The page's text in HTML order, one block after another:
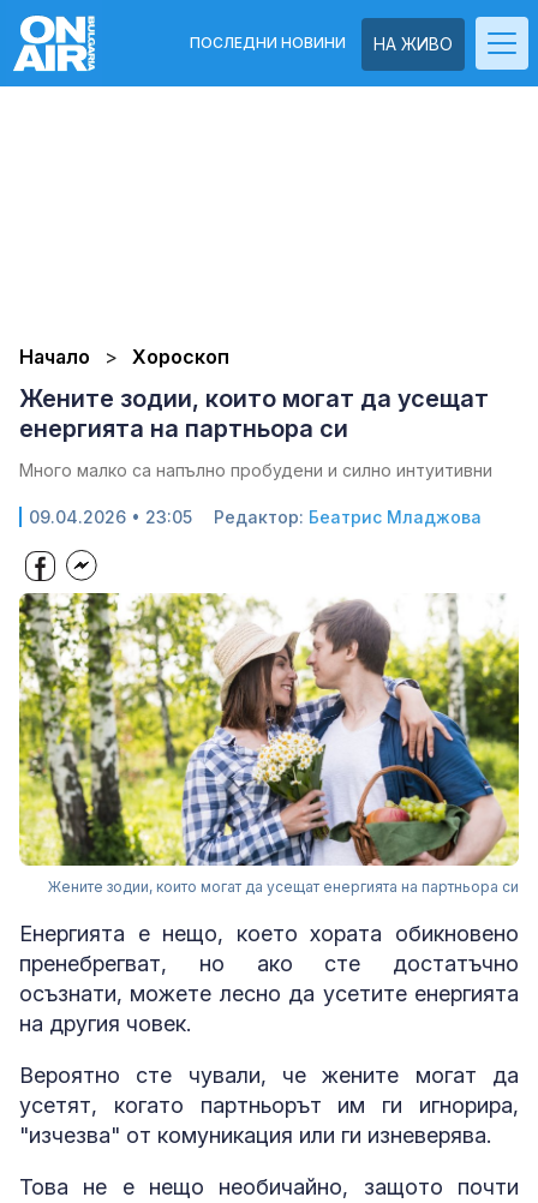
НА ЖИВО
ПОСЛЕДНИ НОВИНИ
Начало Хороскоп
Жените зодии, които могат да усещат
енергията на партньора си
Много малко са напълно пробудени и силно интуитивни
09.04.2026 • 23:05 Редактор: Беатрис Младжова
Жените зодии, които могат да усещат енергията на партньора си
Енергията е нещо, което хората обикновено
пренебрегват, но ако сте достатъчно
осъзнати, можете лесно да усетите енергията
на другия човек.
Вероятно сте чували, че жените могат да
усетят, когато партньорът им ги игнорира,
"изчезва" от комуникация или ги изневерява.
Това не е нещо необичайно, защото почти